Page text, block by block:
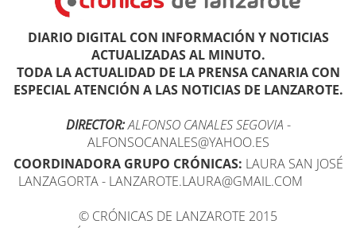
DIARIO DIGITAL CON INFORMACIÓN Y NOTICIAS
ACTUALIZADAS AL MINUTO.
TODA LA ACTUALIDAD DE LA PRENSA CANARIA CON
ESPECIAL ATENCIÓN A LAS NOTICIAS DE LANZAROTE.
DIRECTOR:ALFONSO CANALES SEGOVIA -
ALFONSOCANALES@YAHOO.ES
COORDINADORA GRUPO CRÓNICAS: LAURA SAN JOSÉ
LANZAGORTA - LANZAROTE.LAURA@GMAIL.COM
© CRÓNICAS DE LANZAROTE 2015